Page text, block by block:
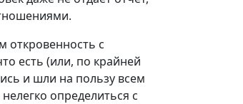
откровенность с
есть (или, по крайней
и шли на пользу всем
определиться с